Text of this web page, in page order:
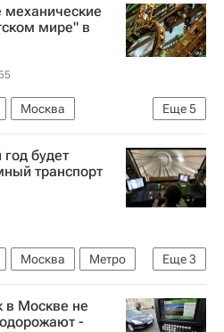
мире" в
Еще5
Москва
Детский мир
Россия
будет
транспорт
Еще3
Москва
Метро
Россия
в Москве не
-